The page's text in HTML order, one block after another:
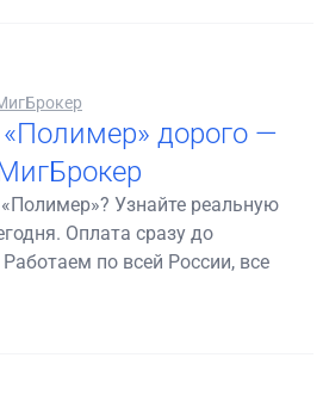
дорого —
Узнайте реальную
Оплата сразу до
по всей России, все